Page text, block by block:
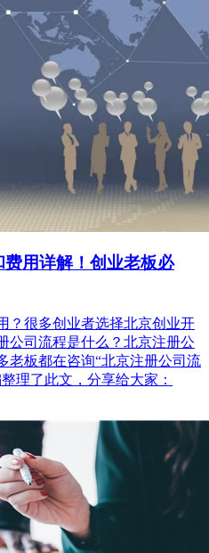
用详解！创业老板必
？很多创业者选择北京创业开
公司流程是什么？北京注册公
老板都在咨询“北京注册公司流
理了此文，分享给大家：